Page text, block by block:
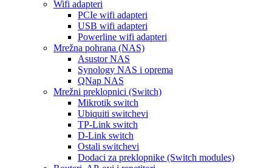
Wifi adapteri
PCIe wifi adapteri
USB wifi adapteri
Powerline wifi adapteri
Mrežna pohrana (NAS)
Asustor NAS
Synology NAS i oprema
QNap NAS
Mrežni preklopnici (Switch)
Mikrotik switch
Ubiquiti switchevi
TP-Link switch
D-Link switch
Ostali switchevi
Dodaci za preklopnike (Switch modules)